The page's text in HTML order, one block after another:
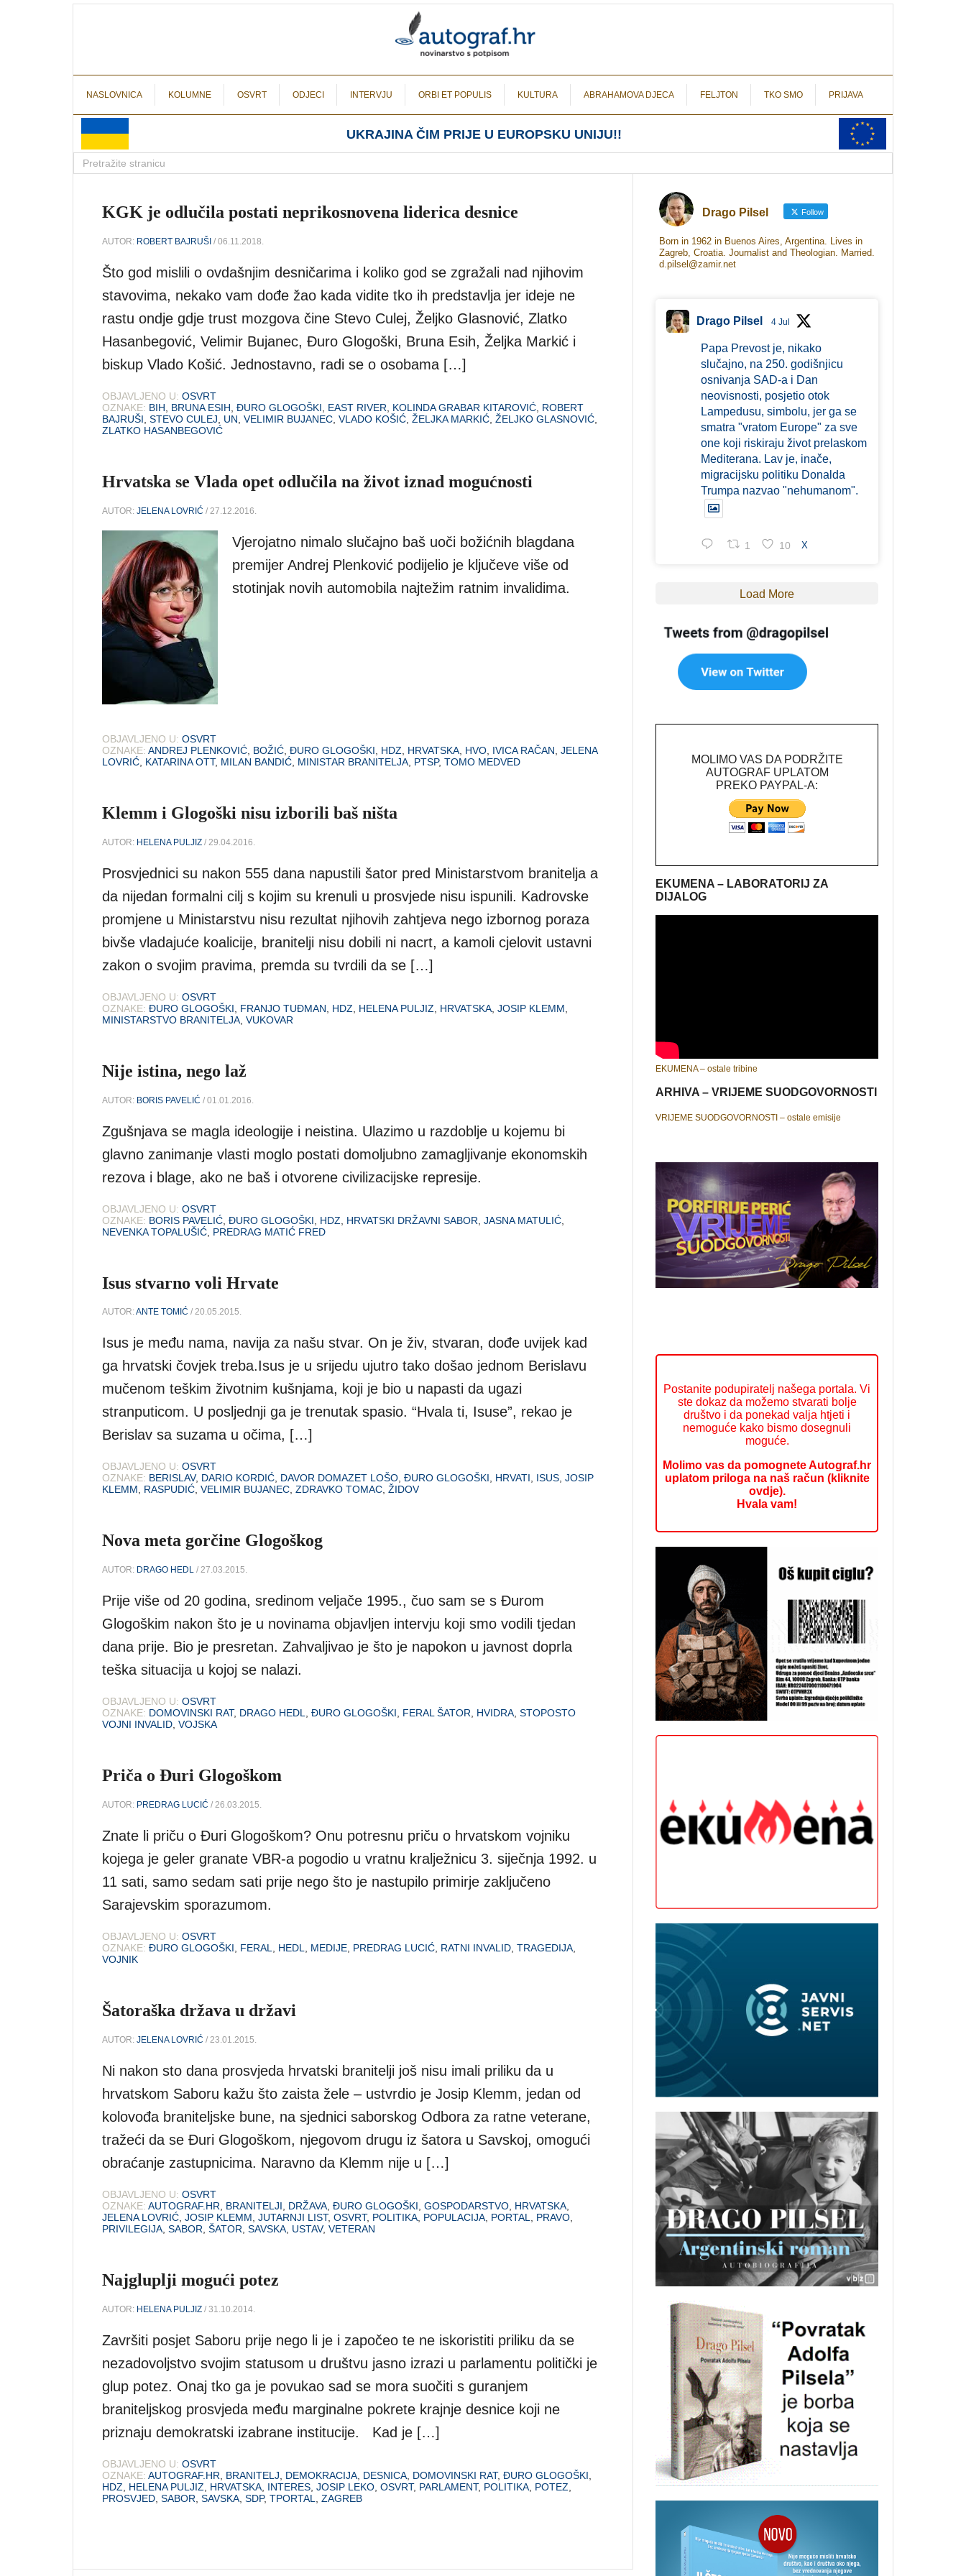
NASLOVNICA KOLUMNE OSVRT ODJECI INTERVJU ORBI ET POPULIS KULTURA ABRAHAMOVA DJECA FELJTON TKO SMO PRIJAVA
UKRAJINA ČIM PRIJE U EUROPSKU UNIJU!!
KGK je odlučila postati neprikosnovena liderica desnice
AUTOR: ROBERT BAJRUŠI / 06.11.2018.
Što god mislili o ovdašnjim desničarima i koliko god se zgražali nad njihovim
stavovima, nekako vam dođe žao kada vidite tko ih predstavlja jer ideje ne
rastu ondje gdje trust mozgova čine Stevo Culej, Željko Glasnović, Zlatko
Hasanbegović, Velimir Bujanec, Đuro Glogoški, Bruna Esih, Željka Markić i
biskup Vlado Košić. Jednostavno, radi se o osobama […]
OBJAVLJENO U: OSVRT
OZNAKE: BIH BRUNA ESIH ĐURO GLOGOŠKI EAST RIVER KOLINDA GRABAR KITAROVIĆ ROBERT
BAJRUŠI STEVO CULEJ UN VELIMIR BUJANEC VLADO KOŠIĆ ŽELJKA MARKIĆ ŽELJKO GLASNOVIĆ
ZLATKO HASANBEGOVIĆ
Hrvatska se Vlada opet odlučila na život iznad mogućnosti
AUTOR: JELENA LOVRIĆ / 27.12.2016.
Vjerojatno nimalo slučajno baš uoči božićnih blagdana
premijer Andrej Plenković podijelio je ključeve više od
stotinjak novih automobila najtežim ratnim invalidima.
OBJAVLJENO U: OSVRT
OZNAKE: ANDREJ PLENKOVIĆ BOŽIĆ ĐURO GLOGOŠKI HDZ HRVATSKA HVO IVICA RAČAN JELENA
LOVRIĆ KATARINA OTT, MILAN BANDIĆ MINISTAR BRANITELJA PTSP, TOMO MEDVED
Klemm i Glogoški nisu izborili baš ništa
AUTOR: HELENA PULJIZ / 29.04.2016.
Prosvjednici su nakon 555 dana napustili šator pred Ministarstvom branitelja a
da nijedan formalni cilj s kojim su krenuli u prosvjede nisu ispunili. Kadrovske
promjene u Ministarstvu nisu rezultat njihovih zahtjeva nego izbornog poraza
bivše vladajuće koalicije, branitelji nisu dobili ni nacrt, a kamoli cjelovit ustavni
zakon o svojim pravima, premda su tvrdili da se […]
OBJAVLJENO U: OSVRT
OZNAKE: ĐURO GLOGOŠKI FRANJO TUĐMAN HDZ HELENA PULJIZ HRVATSKA JOSIP KLEMM
MINISTARSTVO BRANITELJA VUKOVAR
Nije istina, nego laž
AUTOR: BORIS PAVELIĆ / 01.01.2016.
Zgušnjava se magla ideologije i neistina. Ulazimo u razdoblje u kojemu bi
glavno zanimanje vlasti moglo postati domoljubno zamagljivanje ekonomskih
rezova i blage, ako ne baš i otvorene civilizacijske represije.
OBJAVLJENO U: OSVRT
OZNAKE: BORIS PAVELIĆ ĐURO GLOGOŠKI HDZ HRVATSKI DRŽAVNI SABOR JASNA MATULIĆ
NEVENKA TOPALUŠIĆ PREDRAG MATIĆ FRED
Isus stvarno voli Hrvate
AUTOR:ANTE TOMIĆ / 20.05.2015.
Isus je među nama, navija za našu stvar. On je živ, stvaran, dođe uvijek kad
ga hrvatski čovjek treba.Isus je u srijedu ujutro tako došao jednom Berislavu
mučenom teškim životnim kušnjama, koji je bio u napasti da ugazi
stranputicom. U posljednji ga je trenutak spasio. “Hvala ti, Isuse”, rekao je
Berislav sa suzama u očima, […]
OBJAVLJENO U: OSVRT
OZNAKE: BERISLAV, DARIO KORDIĆ, DAVOR DOMAZET LOŠO, ĐURO GLOGOŠKI, HRVATI, ISUS, JOSIP
KLEMM, RASPUDIĆ, VELIMIR BUJANEC, ZDRAVKO TOMAC, ŽIDOV
Nova meta gorčine Glogoškog
AUTOR: DRAGO HEDL / 27.03.2015.
Prije više od 20 godina, sredinom veljače 1995., čuo sam se s Đurom
Glogoškim nakon što je u novinama objavljen intervju koji smo vodili tjedan
dana prije. Bio je presretan. Zahvaljivao je što je napokon u javnost doprla
teška situacija u kojoj se nalazi.
OBJAVLJENO U: OSVRT
OZNAKE: DOMOVINSKI RAT, DRAGO HEDL, ĐURO GLOGOŠKI, FERAL ŠATOR, HVIDRA, STOPOSTO
VOJNI INVALID, VOJSKA
Priča o Đuri Glogoškom
AUTOR: PREDRAG LUCIĆ / 26.03.2015.
Znate li priču o Đuri Glogoškom? Onu potresnu priču o hrvatskom vojniku
kojega je geler granate VBR-a pogodio u vratnu kralježnicu 3. siječnja 1992. u
11 sati, samo sedam sati prije nego što je nastupilo primirje zaključeno
Sarajevskim sporazumom.
OBJAVLJENO U: OSVRT
OZNAKE: ĐURO GLOGOŠKI, FERAL, HEDL, MEDIJE, PREDRAG LUCIĆ, RATNI INVALID, TRAGEDIJA,
VOJNIK
Šatoraška država u državi
AUTOR: JELENA LOVRIĆ / 23.01.2015.
Ni nakon sto dana prosvjeda hrvatski branitelji još nisu imali priliku da u
hrvatskom Saboru kažu što zaista žele – ustvrdio je Josip Klemm, jedan od
kolovođa braniteljske bune, na sjednici saborskog Odbora za ratne veterane,
tražeći da se Đuri Glogoškom, njegovom drugu iz šatora u Savskoj, omogući
obraćanje zastupnicima. Naravno da Klemm nije u […]
OBJAVLJENO U: OSVRT
OZNAKE: AUTOGRAF.HR BRANITELJI DRŽAVA ĐURO GLOGOŠKI GOSPODARSTVO HRVATSKA
JELENA LOVRIĆ JOSIP KLEMM JUTARNJI LIST, OSVRT, POLITIKA POPULACIJA PORTAL PRAVO
PRIVILEGIJA SABOR ŠATOR SAVSKA USTAV, VETERAN
Najgluplji mogući potez
AUTOR: HELENA PULJIZ / 31.10.2014.
Završiti posjet Saboru prije nego li je i započeo te ne iskoristiti priliku da se
nezadovoljstvo svojim statusom u društvu jasno izrazi u parlamentu politički je
glup potez. Onaj tko ga je povukao sad se mora suočiti s guranjem
braniteljskog prosvjeda među marginalne pokrete krajnje desnice koji ne
priznaju demokratski izabrane institucije. Kad je […]
OBJAVLJENO U: OSVRT
OZNAKE: AUTOGRAF.HR BRANITELJ DEMOKRACIJA DESNICA DOMOVINSKI RAT, ĐURO GLOGOŠKI
HDZ
HELENA PULJIZ HRVATSKA INTERES JOSIP LEKO OSVRT, PARLAMENT, POLITIKA POTEZ
PROSVJED SABOR SAVSKA SDP, TPORTAL ZAGREB
Drago Pilsel Follow
Born in 1962 in Buenos Aires, Argentina. Lives in
Zagreb, Croatia. Journalist and Theologian. Married.
d.pilsel@zamir.net
Drago Pilsel 4 Jul
Papa Prevost je, nikako
slučajno, na 250. godišnjicu
osnivanja SAD-a i Dan
neovisnosti, posjetio otok
Lampedusu, simbolu, jer ga se
smatra "vratom Europe" za sve
one koji riskiraju život prelaskom
Mediterana. Lav je, inače,
migracijsku politiku Donalda
Trumpa nazvao "nehumanom".
1 10 X
Load More
MOLIMO VAS DA PODRŽITE
AUTOGRAF UPLATOM
PREKO PAYPAL-A:
EKUMENA – LABORATORIJ ZA
DIJALOG
EKUMENA – ostale tribine
ARHIVA – VRIJEME SUODGOVORNOSTI
VRIJEME SUODGOVORNOSTI – ostale emisije
Postanite podupiratelj našega portala. Vi
ste dokaz da možemo stvarati bolje
društvo i da ponekad valja htjeti i
nemoguće kako bismo dosegnuli
moguće.
Molimo vas da pomognete Autograf.hr
uplatom priloga na naš račun (kliknite
ovdje).
Hvala vam!